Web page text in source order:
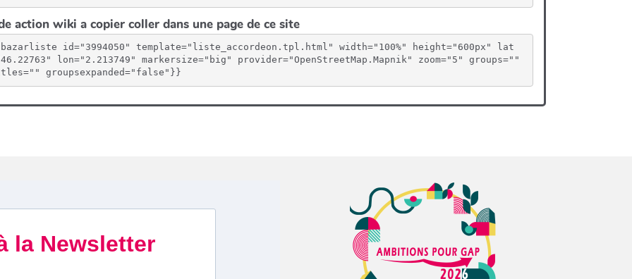
action wiki a copier coller dans une page de ce site
id="3994050" template="liste_accordeon.tpl.html" width="100%" height="600px" lat
lon="2.213749" markersize="big" provider="OpenStreetMap.Mapnik" zoom="5" groups=""
groupsexpanded="false"}}